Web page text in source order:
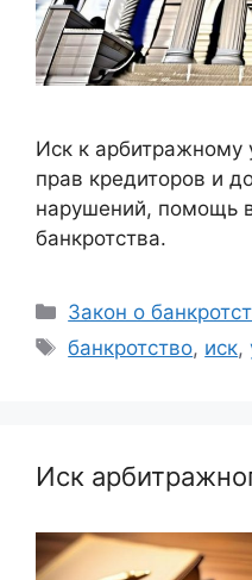
Иск к
прав кредиторов и
нарушений, помощь
банкротства.
Рубрики
Закон о
Метки
банкротство, иск,
Иск